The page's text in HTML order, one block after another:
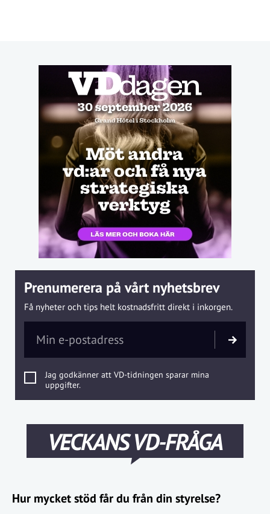
Prenumerera på vårt nyhetsbrev
Få nyheter och tips helt kostnadsfritt direkt i inkorgen.
Jag godkänner att VD-tidningen sparar mina
uppgifter.
VECKANS VD-FRÅGA
Hur mycket stöd får du från din styrelse?